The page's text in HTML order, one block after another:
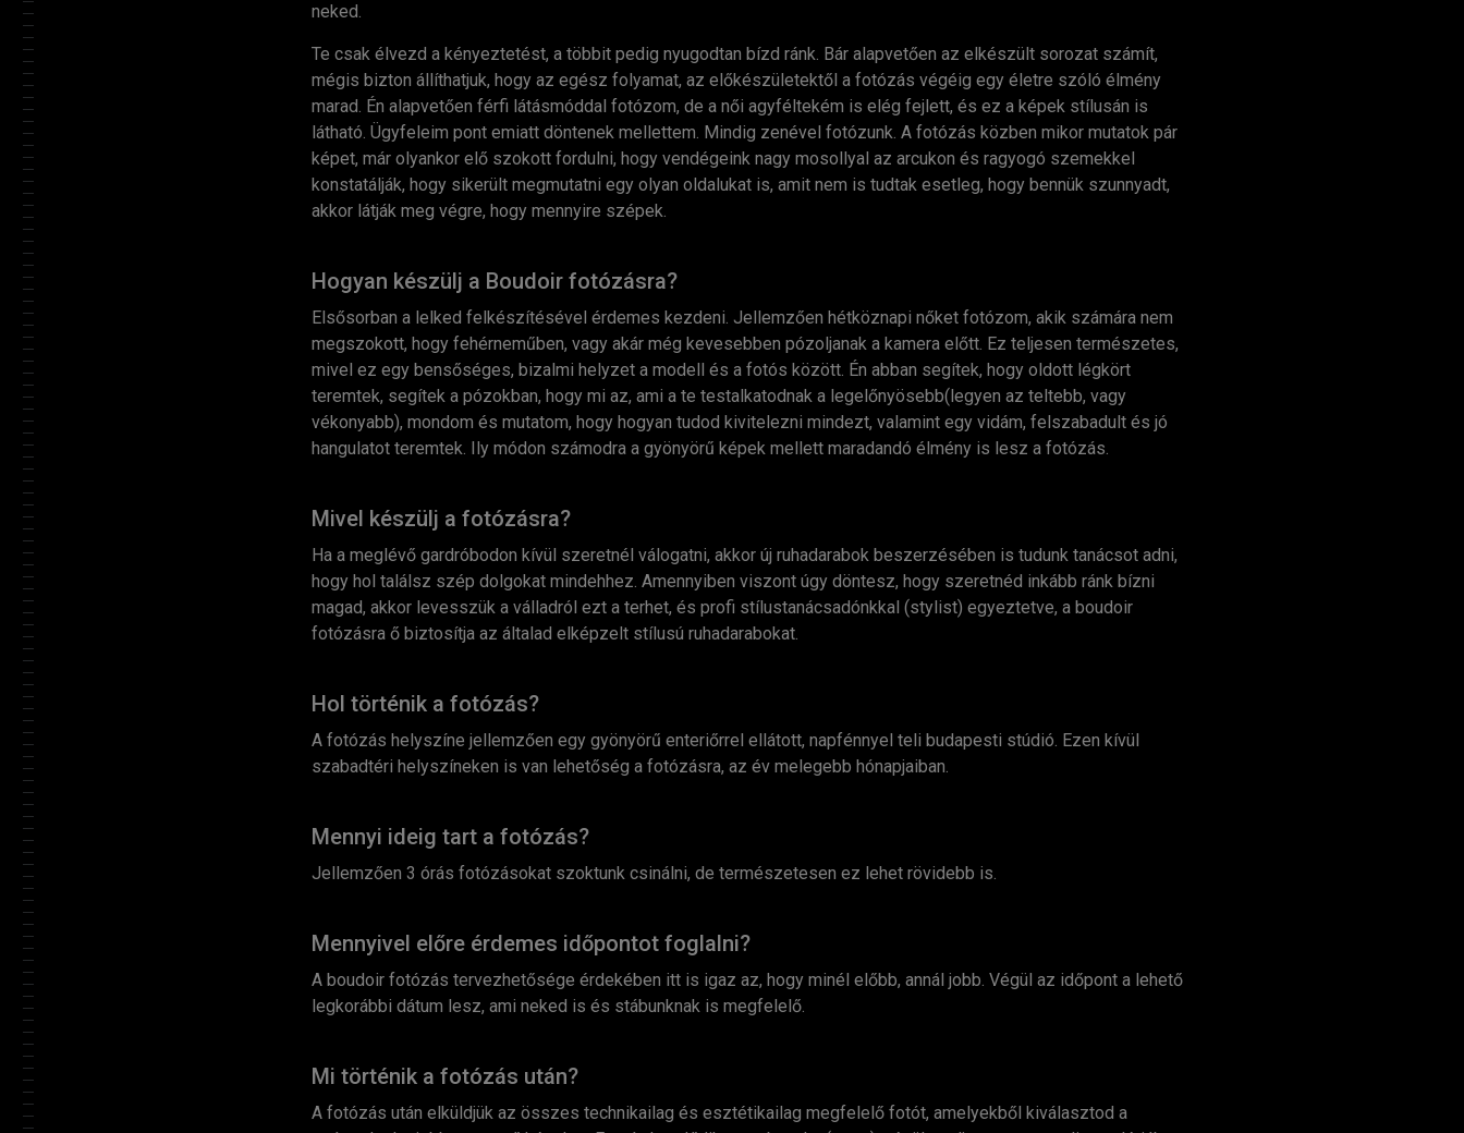
neked.
Te csak élvezd a kényeztetést, a többit pedig nyugodtan bízd ránk. Bár alapvetően az elkészült sorozat számít,
mégis bizton állíthatjuk, hogy az egész folyamat, az előkészületektől a fotózás végéig egy életre szóló élmény
marad. Én alapvetően férfi látásmóddal fotózom, de a női agyféltekém is elég fejlett, és ez a képek stílusán is
látható. Ügyfeleim pont emiatt döntenek mellettem. Mindig zenével fotózunk. A fotózás közben mikor mutatok pár
képet, már olyankor elő szokott fordulni, hogy vendégeink nagy mosollyal az arcukon és ragyogó szemekkel
konstatálják, hogy sikerült megmutatni egy olyan oldalukat is, amit nem is tudtak esetleg, hogy bennük szunnyadt,
akkor látják meg végre, hogy mennyire szépek.
Hogyan készülj a Boudoir fotózásra?
Elsősorban a lelked felkészítésével érdemes kezdeni. Jellemzően hétköznapi nőket fotózom, akik számára nem
megszokott, hogy fehérneműben, vagy akár még kevesebben pózoljanak a kamera előtt. Ez teljesen természetes,
mivel ez egy bensőséges, bizalmi helyzet a modell és a fotós között. Én abban segítek, hogy oldott légkört
teremtek, segítek a pózokban, hogy mi az, ami a te testalkatodnak a legelőnyösebb(legyen az teltebb, vagy
vékonyabb), mondom és mutatom, hogy hogyan tudod kivitelezni mindezt, valamint egy vidám, felszabadult és jó
hangulatot teremtek. Ily módon számodra a gyönyörű képek mellett maradandó élmény is lesz a fotózás.
Mivel készülj a fotózásra?
Ha a meglévő gardróbodon kívül szeretnél válogatni, akkor új ruhadarabok beszerzésében is tudunk tanácsot adni,
hogy hol találsz szép dolgokat mindehhez. Amennyiben viszont úgy döntesz, hogy szeretnéd inkább ránk bízni
magad, akkor levesszük a válladról ezt a terhet, és profi stílustanácsadónkkal (stylist) egyeztetve, a boudoir
fotózásra ő biztosítja az általad elképzelt stílusú ruhadarabokat.
Hol történik a fotózás?
A fotózás helyszíne jellemzően egy gyönyörű enteriőrrel ellátott, napfénnyel teli budapesti stúdió. Ezen kívül
szabadtéri helyszíneken is van lehetőség a fotózásra, az év melegebb hónapjaiban.
Mennyi ideig tart a fotózás?
Jellemzően 3 órás fotózásokat szoktunk csinálni, de természetesen ez lehet rövidebb is.
Mennyivel előre érdemes időpontot foglalni?
A boudoir fotózás tervezhetősége érdekében itt is igaz az, hogy minél előbb, annál jobb. Végül az időpont a lehető
legkorábbi dátum lesz, ami neked is és stábunknak is megfelelő.
Mi történik a fotózás után?
A fotózás után elküldjük az összes technikailag és esztétikailag megfelelő fotót, amelyekből kiválasztod a